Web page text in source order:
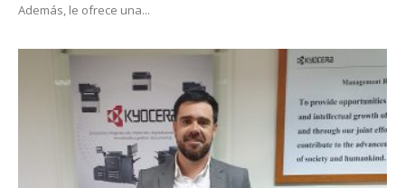
Además, le ofrece una...